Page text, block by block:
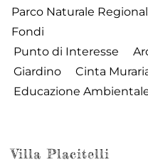
Parco Naturale
Fondi
Punto di Interesse
Giardino
Cinta
Educazione
Villa Placitelli